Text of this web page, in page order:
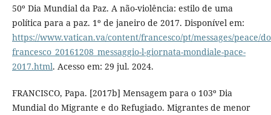
50º Dia Mundial da Paz. A não-violência: estilo de uma
política para a paz. 1º de janeiro de 2017. Disponível em:
https://www.vatican.va/content/francesco/pt/messages/peace/
francesco_20161208_messaggio-l-giornata-mondiale-pace-
2017.html. Acesso em: 29 jul. 2024.
FRANCISCO, Papa. [2017b] Mensagem para o 103º Dia
Mundial do Migrante e do Refugiado. Migrantes de menor